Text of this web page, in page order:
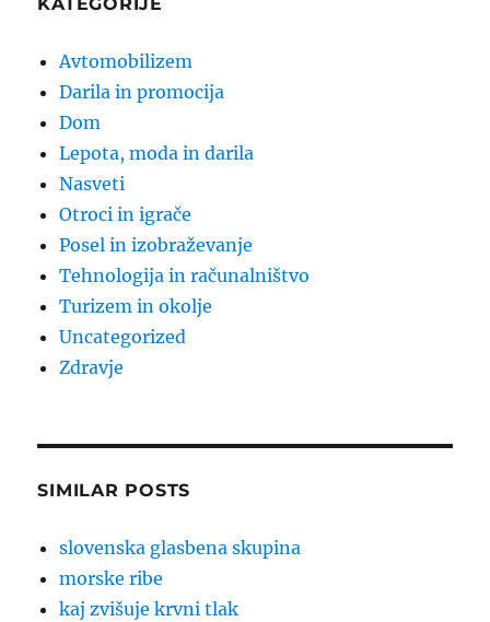
Avtomobilizem
Darila in promocija
Dom
Lepota, moda in darila
Nasveti
Otroci in igrače
Posel in izobraževanje
Tehnologija in računalništvo
Turizem in okolje
Uncategorized
Zdravje
SIMILAR POSTS
slovenska glasbena skupina
morske ribe
kaj zvišuje krvni tlak